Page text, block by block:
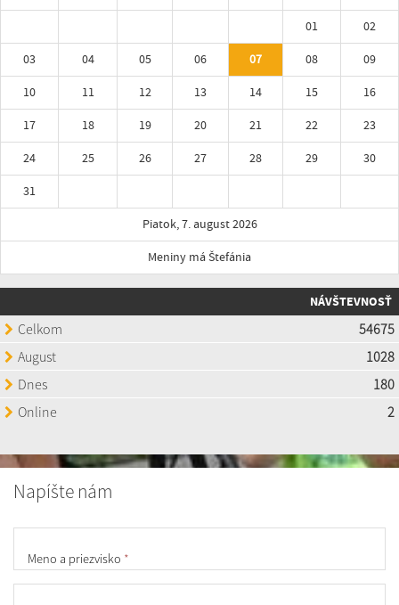
01
02
03
04 05 06 07 08
09
10
11 12 13 14 15
16
17
18 19 20 21 22
23
24
25 26 27 28 29
30
31
Piatok, 7. august 2026
Meniny má Štefánia
NÁVŠTEVNOSŤ
Napíšte nám
Meno a priezvisko *